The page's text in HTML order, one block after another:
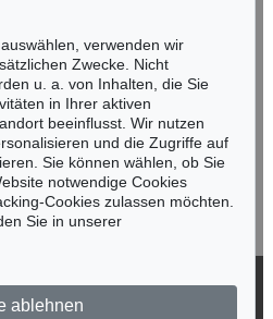
verpassen!
Sie rechtzeitig.
anmelden >
verwenden wir
Zwecke. Nicht
u. a. von Inhalten, die Sie
in Ihrer aktiven
beeinflusst. Wir nutzen
und die Zugriffe auf
Sie können wählen, ob Sie
notwendige Cookies
Cookies zulassen möchten.
Sie in unserer
ablehnen